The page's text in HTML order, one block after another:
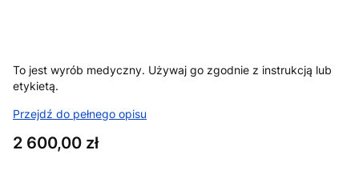
To jest wyrób medyczny. Używaj go zgodnie z instrukcją lub
etykietą.
Przejdź do pełnego opisu
Cena
2 600,00 zł